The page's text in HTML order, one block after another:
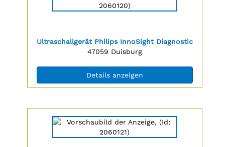
Anzeige
Info:
Titel:
Ultraschallgerät Philips InnoSight Diagnostic
Postleitzahl:
47059 Ort:
Duisburg
Details anzeigen(ID: 2060120)
der
Anzeige